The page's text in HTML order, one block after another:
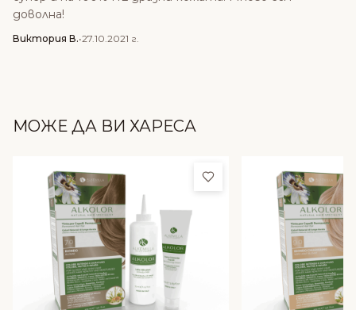
доволна!
Виктория В.•27.10.2021 г.
МОЖЕ ДА ВИ ХАРЕСА
Добави в любими